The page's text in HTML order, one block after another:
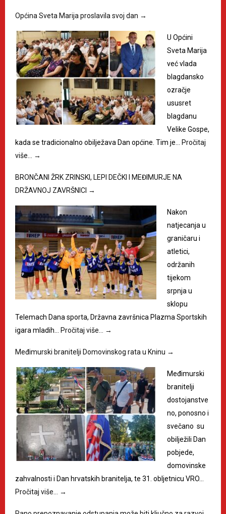
Općina Sveta Marija proslavila svoj dan →
U Općini
Sveta Marija
već vlada
blagdansko
ozračje
ususret
blagdanu
Velike Gospe,
kada se tradicionalno obilježava Dan općine. Tim je…
Pročitaj
više…
→
BRONČANI ŽRK ZRINSKI, LEPI DEČKI I MEĐIMURJE NA
DRŽAVNOJ ZAVRŠNICI →
Nakon
natjecanja u
graničaru i
atletici,
održanih
tijekom
srpnja u
sklopu
Telemach Dana sporta, Državna završnica Plazma Sportskih
igara mladih…
Pročitaj više… →
Međimurski branitelji Domovinskog rata u Kninu →
Međimurski
branitelji
dostojanstve
no, ponosno i
svečano su
obilježili Dan
pobjede,
domovinske
zahvalnosti i Dan hrvatskih branitelja, te 31. obljetnicu VRO…
Pročitaj više…
→